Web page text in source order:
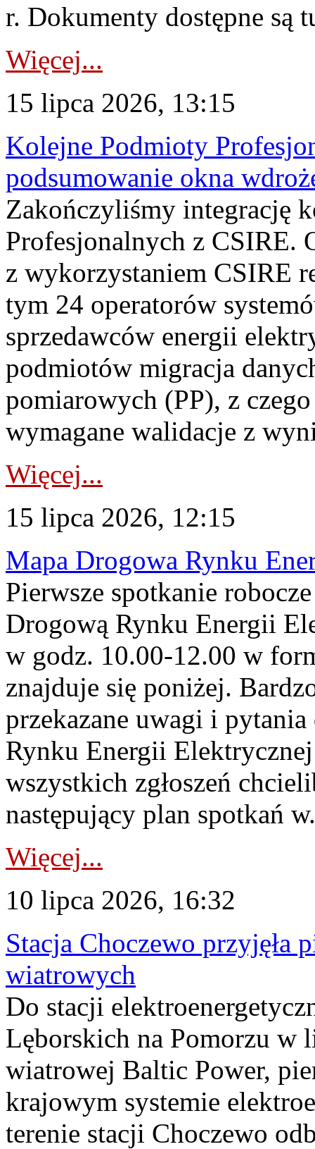
r. Dokumenty dostępne są
Więcej...
15 lipca 2026, 13:15
Kolejne Podmioty
podsumowanie okna
Zakończyliśmy integrację
Profesjonalnych z CSIRE.
z wykorzystaniem CSIRE
tym 24 operatorów
sprzedawców energii
podmiotów migracja
pomiarowych (PP), z
wymagane walidacje z
Więcej...
15 lipca 2026, 12:15
Mapa Drogowa Rynku
Pierwsze spotkanie
Drogową Rynku Energii
w godz. 10.00-12.00 w
znajduje się poniżej.
przekazane uwagi i
Rynku Energii
wszystkich zgłoszeń
następujący plan spotkań
Więcej...
10 lipca 2026, 16:32
Stacja Choczewo przyjęła
wiatrowych
Do stacji
Lęborskich na Pomorzu w
wiatrowej Baltic Power,
krajowym systemie
terenie stacji Choczewo